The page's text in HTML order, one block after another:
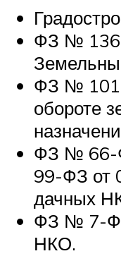
ФЗ №
ФЗ №
обороте
ФЗ № 66-
99-ФЗ от
дачных
ФЗ № 7-
НКО.